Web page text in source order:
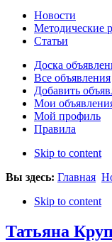
Новости
Методические
Статьи
Доска
Все объявления
Добавить
Мои
Мой профиль
Правила
Skip to content
Вы здесь: Главная
Skip to content
Татьяна